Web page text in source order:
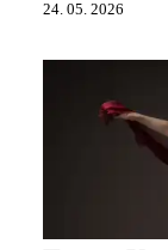
24. 05. 2026